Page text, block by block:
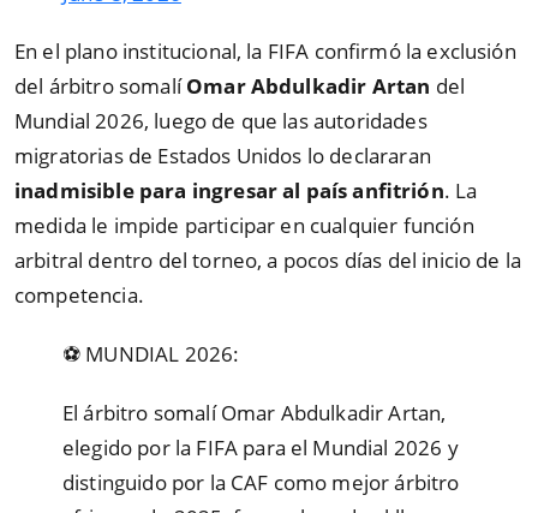
En el plano institucional, la FIFA confirmó la exclusión
del árbitro somalíOmar Abdulkadir Artan del
Mundial 2026, luego de que las autoridades
migratorias de Estados Unidos lo declararan
inadmisible para ingresar al país anfitrión. La
medida le impide participar en cualquier función
arbitral dentro del torneo, a pocos días del inicio de la
competencia.
⚽️ MUNDIAL 2026:
El árbitro somalí Omar Abdulkadir Artan,
elegido por la FIFA para el Mundial 2026 y
distinguido por la CAF como mejor árbitro